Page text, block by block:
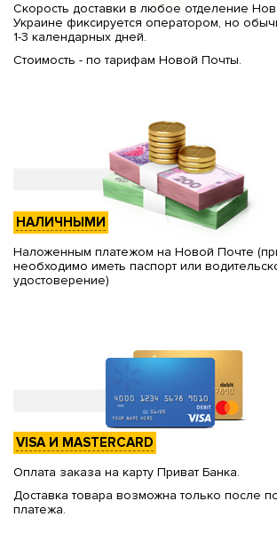
Скорость доставки в любое отделение
Украине фиксируется оператором, но
1-3 календарных дней.
Стоимость - по тарифам Новой Почты.
НАЛИЧНЫМИ
Наложенным платежом на Новой Почте
необходимо иметь паспорт или
удостоверение)
VISA И MASTERCARD
Оплата заказа на карту Приват Банка.
Доставка товара возможна только после
платежа.